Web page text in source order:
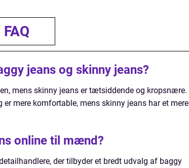
FAQ
jeans og skinny jeans?
mens skinny jeans er tætsiddende og kropsnære.
mere komfortable, mens skinny jeans har et mere
online til mænd?
der tilbyder et bredt udvalg af baggy